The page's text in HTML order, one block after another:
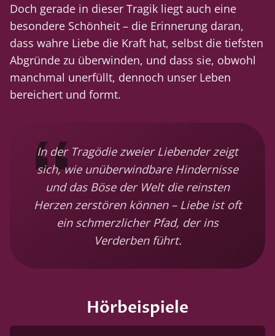
Doch gerade in dieser Tragik liegt auch eine
besondere Schönheit – die Erinnerung daran,
dass wahre Liebe die Kraft hat, selbst die tiefsten
Abgründe zu überwinden, und dass sie, obwohl
manchmal unerfüllt, dennoch unser Leben
bereichert und formt.
In der Tragödie zweier Liebender zeigt
sich, wie unüberwindbare Hindernisse
und das Böse der Welt die reinsten
Herzen zerstören können – Liebe ist oft
ein schmerzlicher Pfad, der ins
Verderben führt.
Hörbeispiele